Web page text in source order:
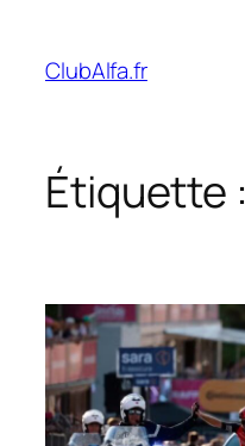
contenu
ClubAlfa.fr
Étiquette :